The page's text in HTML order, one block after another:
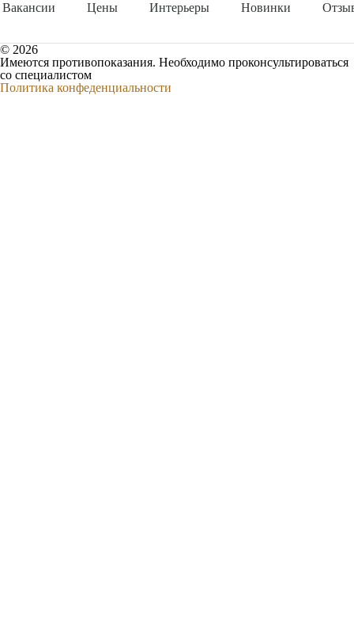
Вакансии
Цены Интерьеры Новинки
© 2026
Имеются противопоказания. Необходимо проконсультироваться
со специалистом
Политика конфеденциальности